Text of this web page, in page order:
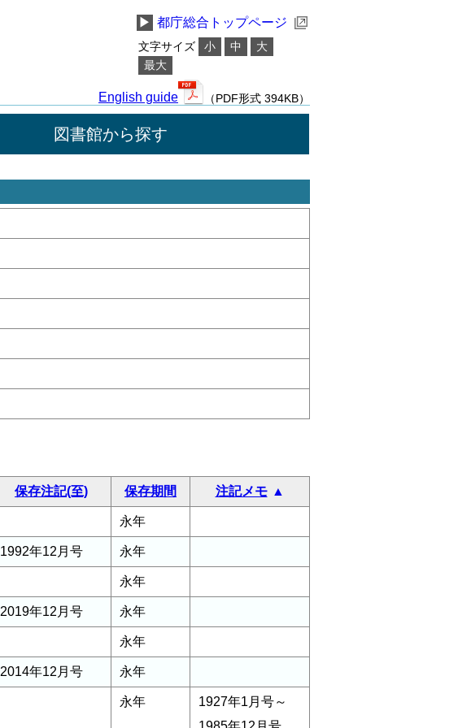
▶ 都庁総合トップページ
文字サイズ 小 中
大
最大
English guide （PDF形式 394KB）
図書館から探す
保存注記(至) 保存期間 注記メモ
永年
1992年12月号 永年
永年
2019年12月号 永年
永年
2014年12月号 永年
永年
1927年1月号～